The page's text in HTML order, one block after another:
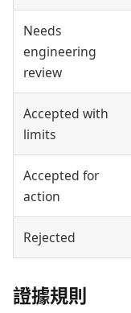
Needs
engineering
review
Accepted with
limits
Accepted for
action
Rejected
證據規則